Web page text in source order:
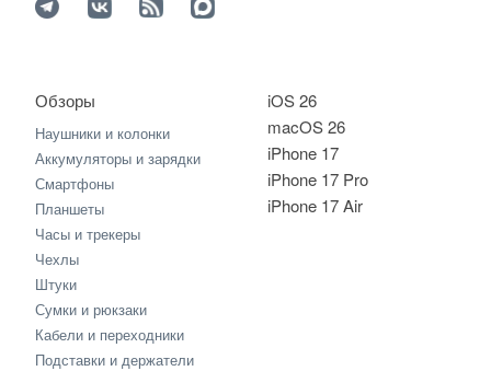
iOS 26
macOS 26
iPhone 17
iPhone 17 Pro
iPhone 17 Air
Обзоры
Наушники и колонки
Аккумуляторы и зарядки
Смартфоны
Планшеты
Часы и трекеры
Чехлы
Штуки
Сумки и рюкзаки
Кабели и переходники
Подставки и держатели